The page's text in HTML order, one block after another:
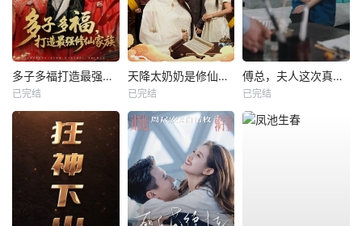
多子多福打造最强修仙家族
已完结
天降太奶奶是修仙老祖
已完结
傅总，夫人这次真的死了
已完结